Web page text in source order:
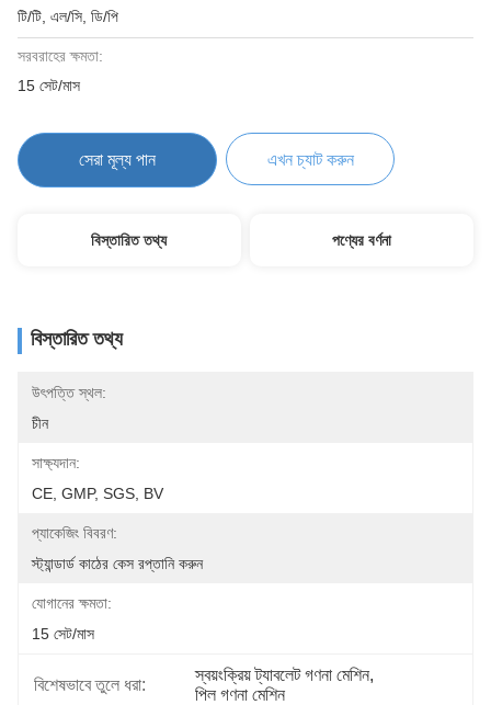
টি/টি, এল/সি, ডি/পি
সরবরাহের ক্ষমতা:
15 সেট/মাস
সেরা মূল্য পান এখন চ্যাট করুন
বিস্তারিত তথ্য পণ্যের বর্ণনা
বিস্তারিত তথ্য
উৎপত্তি স্থল:
চীন
সাক্ষ্যদান:
CE, GMP, SGS, BV
প্যাকেজিং বিবরণ:
স্ট্যান্ডার্ড কাঠের কেস রপ্তানি করুন
যোগানের ক্ষমতা:
15 সেট/মাস
বিশেষভাবে তুলে ধরা:
স্বয়ংক্রিয় ট্যাবলেট গণনা মেশিন,
পিল গণনা মেশিন